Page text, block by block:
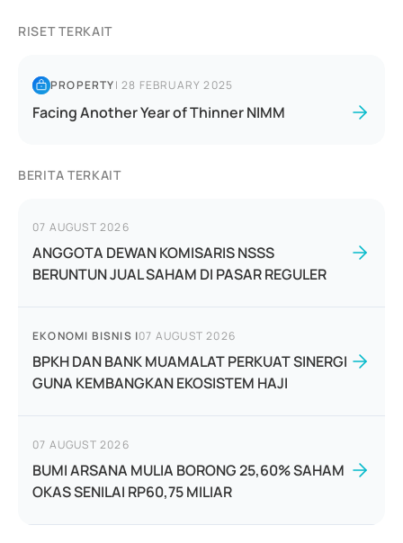
RISET TERKAIT
PROPERTY|28 FEBRUARY 2025
Facing Another Year of Thinner NIMM
BERITA TERKAIT
07 AUGUST 2026
ANGGOTA DEWAN KOMISARIS NSSS
BERUNTUN JUAL SAHAM DI PASAR REGULER
EKONOMI BISNIS |07 AUGUST 2026
BPKH DAN BANK MUAMALAT PERKUAT SINERGI
GUNA KEMBANGKAN EKOSISTEM HAJI
07 AUGUST 2026
BUMI ARSANA MULIA BORONG 25,60% SAHAM
OKAS SENILAI RP60,75 MILIAR